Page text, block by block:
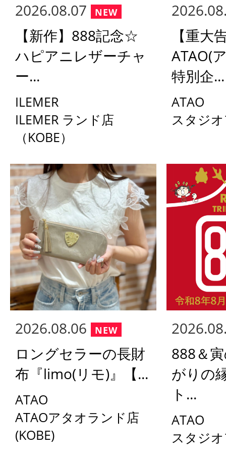
2026.08.07
【新作】888記念☆
ハピアニレザーチャ
ー...
ILEMER
ILEMER ランド店
（KOBE）
【重大
ATAO(
特別企...
ATAO
スタジ
2026.08.06
ロングセラーの長財
布『limo(リモ)』【...
ATAO
ATAOアタオランド店
(KOBE)
888＆
がりの
ト...
ATAO
スタジ